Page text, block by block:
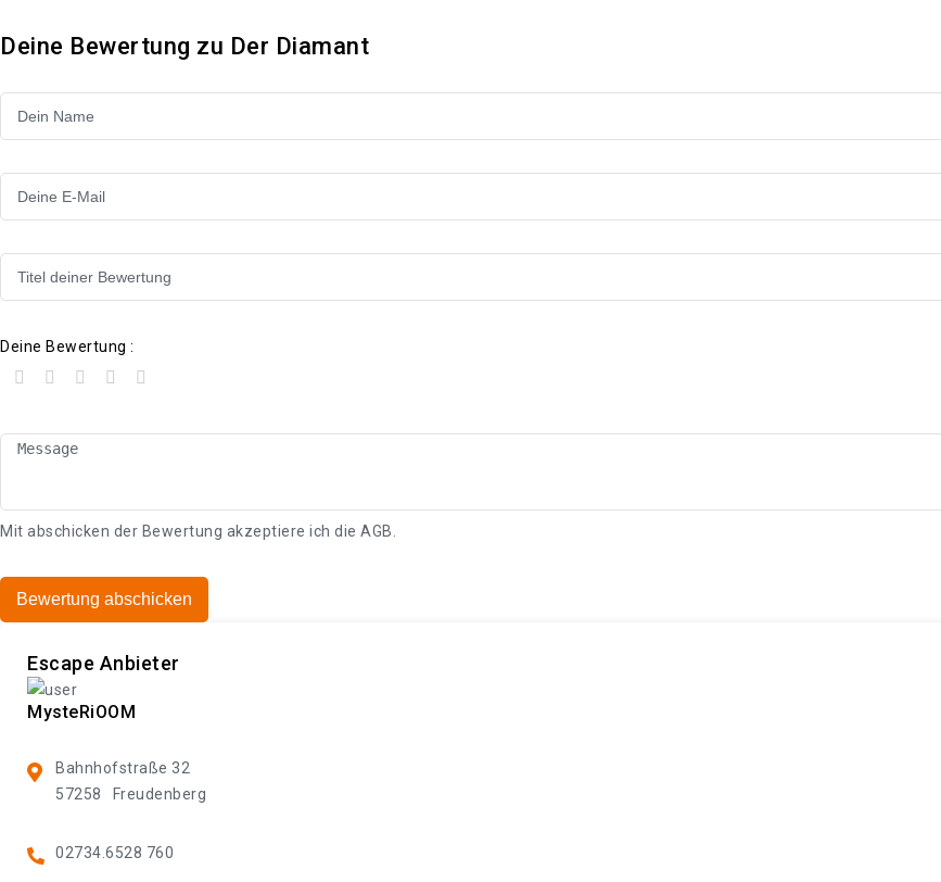
Deine Bewertung zu Der Diamant
Deine Bewertung :
Mit abschicken der Bewertung akzeptiere ich die AGB
Bewertung abschicken
Escape Anbieter
MysteRiOOM
Bahnhofstraße 32
57258
Freudenberg
02734.6528 760